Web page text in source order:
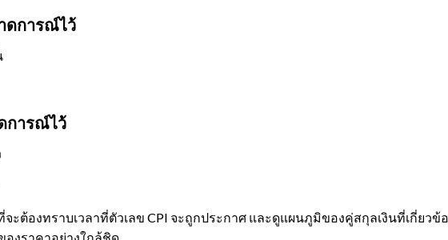
ดการณ์ไว้
การณ์ไว้
ะต้องทราบเวลาที่ตัวเลข CPI จะถูกประกาศ และดูแผนภูมิของคู่สกุลเงินที่เกี่ยวข้